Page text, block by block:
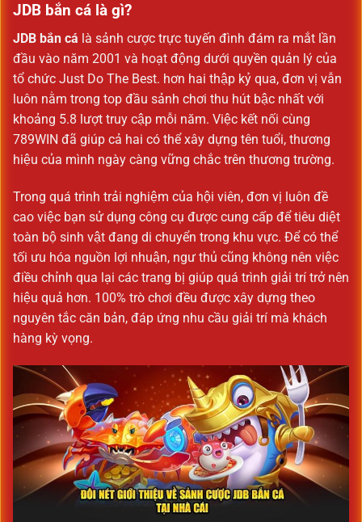
JDB bắn cá là gì?
JDB bắn cá là sảnh cược trực tuyến đình đám ra mắt lần
đầu vào năm 2001 và hoạt động dưới quyền quản lý của
tổ chức Just Do The Best. hơn hai thập kỷ qua, đơn vị vẫn
luôn nằm trong top đầu sảnh chơi thu hút bậc nhất với
khoảng 5.8 lượt truy cập mỗi năm. Việc kết nối cùng
789WIN đã giúp cả hai có thể xây dựng tên tuổi, thương
hiệu của mình ngày càng vững chắc trên thương trường.
Trong quá trình trải nghiệm của hội viên, đơn vị luôn đề
cao việc bạn sử dụng công cụ được cung cấp để tiêu diệt
toàn bộ sinh vật đang di chuyển trong khu vực. Để có thể
tối ưu hóa nguồn lợi nhuận, ngư thủ cũng không nên việc
điều chỉnh qua lại các trang bị giúp quá trình giải trí trở nên
hiệu quả hơn. 100% trò chơi đều được xây dựng theo
nguyên tắc căn bản, đáp ứng nhu cầu giải trí mà khách
hàng kỳ vọng.